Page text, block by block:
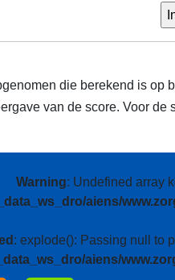
die berekend is
van de score. Voor
Warning: Undefined array
aiens/
: explode(): Passing null to
aiens/